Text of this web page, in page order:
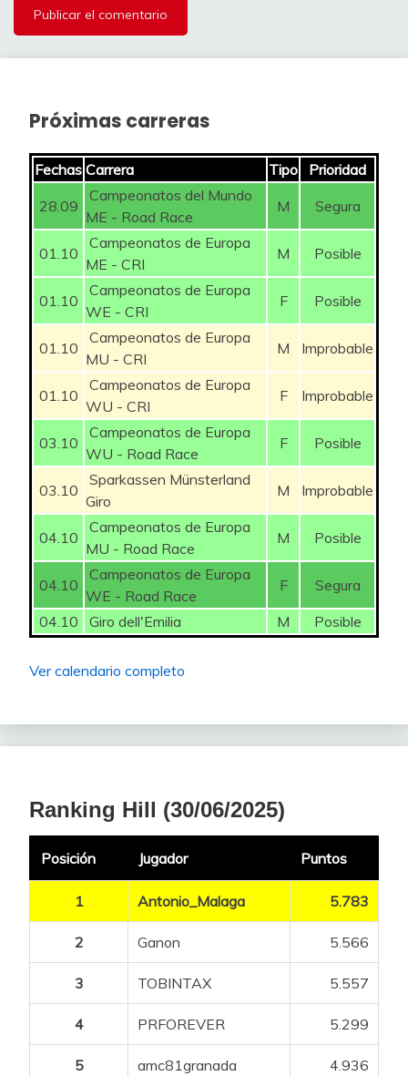
Próximas carreras
Fechas Carrera Tipo
Prioridad
28.09
Campeonatos del Mundo
ME - Road Race
M Segura
01.10
Campeonatos de Europa
ME - CRI
M Posible
01.10
Campeonatos de Europa
WE - CRI
F Posible
01.10
Campeonatos de Europa
MU - CRI
M Improbable
01.10
Campeonatos de Europa
WU - CRI
F Improbable
03.10
Campeonatos de Europa
WU - Road Race
F Posible
03.10
Sparkassen Münsterland
Giro
M Improbable
04.10
Campeonatos de Europa
MU - Road Race
M Posible
04.10
Campeonatos de Europa
WE - Road Race
F
Segura
04.10
Giro dell'Emilia M Posible
Ver calendario completo
Ranking Hill (30/06/2025)
Posición Jugador Puntos
1 Antonio_Malaga 5.783
2 Ganon 5.566
3 TOBINTAX 5.557
4 PRFOREVER 5.299
5 amc81granada 4.936